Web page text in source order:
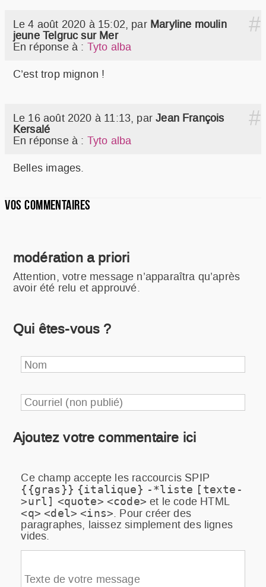
#
Le 4 août 2020 à 15:02, par Maryline moulin
jeune Telgruc sur Mer
En réponse à : Tyto alba
C’est trop mignon !
#
Le 16 août 2020 à 11:13, parJean François
Kersalé
En réponse à : Tyto alba
Belles images.
VOS COMMENTAIRES
modération a priori
Attention, votre message n’apparaîtra qu’après
avoir été relu et approuvé.
Qui êtes-vous ?
Nom
Courriel (non publié)
Ajoutez votre commentaire ici
Texte de votre message
Ce champ accepte les raccourcis SPIP
{{gras}} {italique} -*liste [texte-
>url] <quote> <code> et le code HTML
<q> <del> <ins>. Pour créer des
paragraphes, laissez simplement des lignes
vides.